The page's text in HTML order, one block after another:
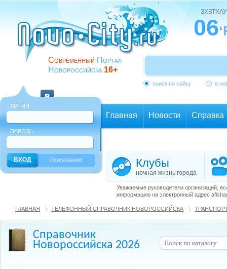
Современный Портал
Новороссийска 16+
ЗХВТХАУ
06
поиск по сайту в
ЛОГИН
ПАРОЛЬ
Регистрация
Главная Новости Справка
Клубы
ночная жизнь города
Уважаемые руководители организаций,
информацию на электронный адрес
ГЛАВНАЯ ТЕЛЕФОННЫЙ СПРАВОЧНИК НОВОРОССИЙСКА
Справочник
Новороссийска 2026